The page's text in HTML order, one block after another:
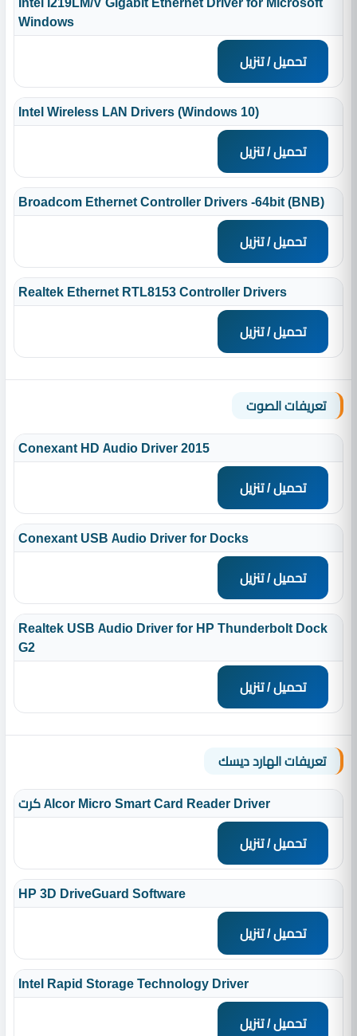
Windows
تحميل / تنزيل
Intel Wireless LAN Drivers (Windows 10)
تحميل / تنزيل
Broadcom Ethernet Controller Drivers -64bit (BNB)
تحميل / تنزيل
Realtek Ethernet RTL8153 Controller Drivers
تحميل / تنزيل
تعريفات الصوت
Conexant HD Audio Driver 2015
تحميل / تنزيل
Conexant USB Audio Driver for Docks
تحميل / تنزيل
Realtek USB Audio Driver for HP Thunderbolt Dock
G2
تحميل / تنزيل
تعريفات الهارد ديسك
كرت Alcor Micro Smart Card Reader Driver
تحميل / تنزيل
HP 3D DriveGuard Software
تحميل / تنزيل
Intel Rapid Storage Technology Driver
تحميل / تنزيل